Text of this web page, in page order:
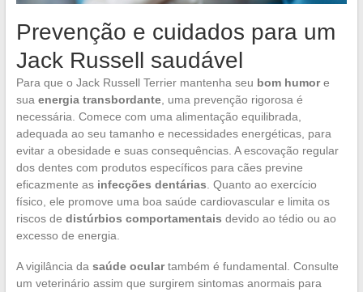
Prevenção e cuidados para um
Jack Russell saudável
Para que o Jack Russell Terrier mantenha seu bom humore
sua energia transbordante, uma prevenção rigorosa é
necessária. Comece com uma alimentação equilibrada,
adequada ao seu tamanho e necessidades energéticas, para
evitar a obesidade e suas consequências. A escovação regular
dos dentes com produtos específicos para cães previne
eficazmente as infecções dentárias . Quanto ao exercício
físico, ele promove uma boa saúde cardiovascular e limita os
riscos de distúrbios comportamentais devido ao tédio ou ao
excesso de energia.
A vigilância da saúde oculartambém é fundamental. Consulte
um veterinário assim que surgirem sintomas anormais para